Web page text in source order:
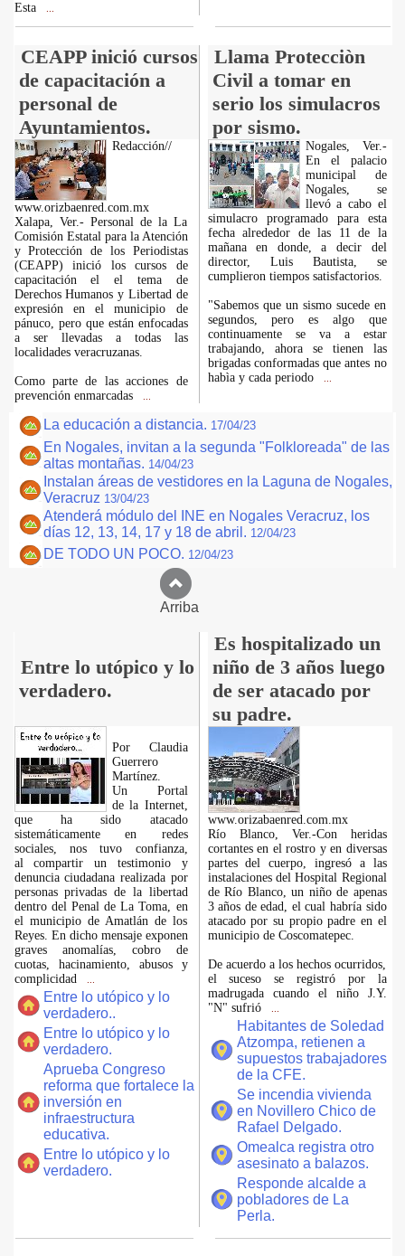
Esta
CEAPP inició cursos
de capacitación a
personal de
Ayuntamientos.
Llama Protecciòn
Civil a tomar en
serio los simulacros
por sismo.
Redacción//
www.orizbaenred.com.mx
Xalapa, Ver.- Personal de la La
Comisión Estatal para la Atención
y Protección de los Periodistas
(CEAPP) inició los cursos de
capacitación el el tema de
Derechos Humanos y Libertad de
expresión en el municipio de
pánuco, pero que están enfocadas
a ser llevadas a todas las
localidades veracruzanas.
Como parte de las acciones de
prevención enmarcadas
Nogales, Ver.-
En el palacio
municipal de
Nogales, se
llevó a cabo el
simulacro programado para esta
fecha alrededor de las 11 de la
mañana en donde, a decir del
director, Luis Bautista, se
cumplieron tiempos satisfactorios.
"Sabemos que un sismo sucede en
segundos, pero es algo que
continuamente se va a estar
trabajando, ahora se tienen las
brigadas conformadas que antes no
habìa y cada periodo
La educación a distancia. 17/04/23
En Nogales, invitan a la segunda "Folkloreada" de las
altas montañas. 14/04/23
Instalan áreas de vestidores en la Laguna de Nogales,
Veracruz 13/04/23
Atenderá módulo del INE en Nogales Veracruz, los
días 12, 13, 14, 17 y 18 de abril. 12/04/23
DE TODO UN POCO. 12/04/23
Arriba
Entre lo utópico y lo
verdadero.
Es hospitalizado un
niño de 3 años luego
de ser atacado por
su padre.
Por Claudia
Guerrero
Martínez.
​Un Portal
de la Internet,
que ha sido atacado
sistemáticamente en redes
sociales, nos tuvo confianza,
al compartir un testimonio y
denuncia ciudadana realizada por
personas privadas de la libertad
dentro del Penal de La Toma, en
el municipio de Amatlán de los
Reyes. En dicho mensaje exponen
graves anomalías, cobro de
cuotas, hacinamiento, abusos y
complicidad
Entre lo utópico y lo
verdadero..
Entre lo utópico y lo
verdadero.
Aprueba Congreso
reforma que fortalece la
inversión en
infraestructura
educativa.
Entre lo utópico y lo
verdadero.
www.orizabaenred.com.mx
Río Blanco, Ver.-Con heridas
cortantes en el rostro y en diversas
partes del cuerpo, ingresó a las
instalaciones del Hospital Regional
de Río Blanco, un niño de apenas
3 años de edad, el cual habría sido
atacado por su propio padre en el
municipio de Coscomatepec.
De acuerdo a los hechos ocurridos,
el suceso se registró por la
madrugada cuando el niño J.Y.
"N" sufrió
Habitantes de Soledad
Atzompa, retienen a
supuestos trabajadores
de la CFE.
Se incendia vivienda
en Novillero Chico de
Rafael Delgado.
Omealca registra otro
asesinato a balazos.
Responde alcalde a
pobladores de La
Perla.